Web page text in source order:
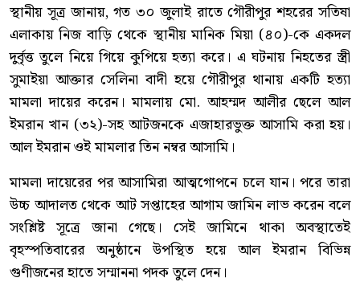
স্থানীয় সূত্র জানায়, গত ৩০ জুলাই রাতে গৌরীপুর শহরের সতিষা
এলাকায় নিজ বাড়ি থেকে স্থানীয় মানিক মিয়া (৪০)-কে একদল
দুর্বৃত্ত তুলে নিয়ে গিয়ে কুপিয়ে হত্যা করে। এ ঘটনায় নিহতের স্ত্রী
সুমাইয়া আক্তার সেলিনা বাদী হয়ে গৌরীপুর থানায় একটি হত্যা
মামলা দায়ের করেন। মামলায় মো. আহম্মদ আলীর ছেলে আল
ইমরান খান (৩২)-সহ আটজনকে এজাহারভুক্ত আসামি করা হয়।
আল ইমরান ওই মামলার তিন নম্বর আসামি।
মামলা দায়েরের পর আসামিরা আত্মগোপনে চলে যান। পরে তারা
উচ্চ আদালত থেকে আট সপ্তাহের আগাম জামিন লাভ করেন বলে
সংশ্লিষ্ট সূত্রে জানা গেছে। সেই জামিনে থাকা অবস্থাতেই
বৃহস্পতিবারের অনুষ্ঠানে উপস্থিত হয়ে আল ইমরান বিভিন্ন
গুণীজনের হাতে সম্মাননা পদক তুলে দেন।